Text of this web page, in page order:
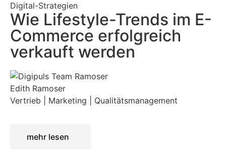
Digital-Strategien
Wie Lifestyle-Trends im E-
Commerce erfolgreich
verkauft werden
Edith Ramoser
Vertrieb | Marketing | Qualitätsmanagement
mehr lesen